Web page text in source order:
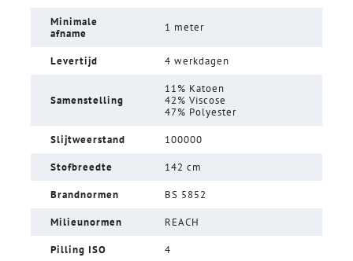
Minimale
afname
1 meter
Levertijd 4 werkdagen
Samenstelling
11% Katoen
42% Viscose
47% Polyester
Slijtweerstand 100000
Stofbreedte 142 cm
Brandnormen BS 5852
Milieunormen REACH
Pilling ISO 4